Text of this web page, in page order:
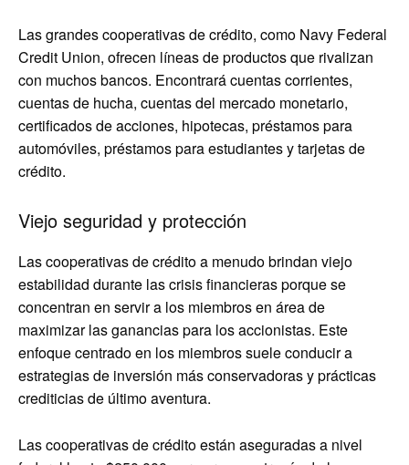
Las grandes cooperativas de crédito, como Navy Federal
Credit Union, ofrecen líneas de productos que rivalizan
con muchos bancos. Encontrará cuentas corrientes,
cuentas de hucha, cuentas del mercado monetario,
certificados de acciones, hipotecas, préstamos para
automóviles, préstamos para estudiantes y tarjetas de
crédito.
Viejo seguridad y protección
Las cooperativas de crédito a menudo brindan viejo
estabilidad durante las crisis financieras porque se
concentran en servir a los miembros en área de
maximizar las ganancias para los accionistas. Este
enfoque centrado en los miembros suele conducir a
estrategias de inversión más conservadoras y prácticas
crediticias de último aventura.
Las cooperativas de crédito están aseguradas a nivel